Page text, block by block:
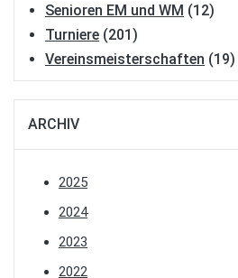
Senioren EM und WM (12)
Turniere (201)
Vereinsmeisterschaften (19)
ARCHIV
2025
2024
2023
2022